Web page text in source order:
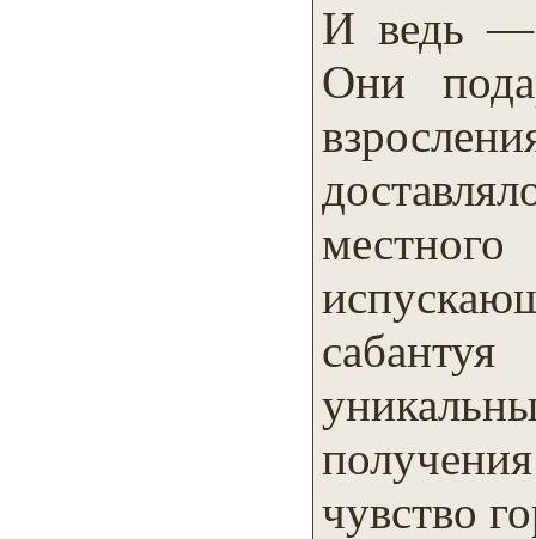
И ведь —
Они
чувство